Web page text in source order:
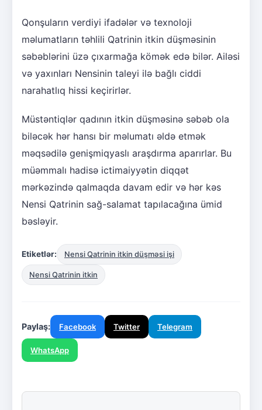
Qonşuların verdiyi ifadələr və texnoloji
məlumatların təhlili Qatrinin itkin düşməsinin
səbəblərini üzə çıxarmağa kömək edə bilər. Ailəsi
və yaxınları Nensinin taleyi ilə bağlı ciddi
narahatlıq hissi keçirirlər.
Müstəntiqlər qadının itkin düşməsinə səbəb ola
biləcək hər hansı bir məlumatı əldə etmək
məqsədilə genişmiqyaslı araşdırma aparırlar. Bu
müəmmalı hadisə ictimaiyyətin diqqət
mərkəzində qalmaqda davam edir və hər kəs
Nensi Qatrinin sağ-salamat tapılacağına ümid
bəsləyir.
Etiketlər: Nensi Qatrinin itkin düşməsi işi
Nensi Qatrinin itkin
Paylaş: Facebook Twitter Telegram
WhatsApp